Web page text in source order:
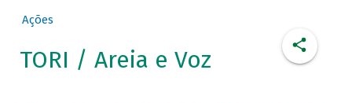
Ações
TORI / Areia e Voz